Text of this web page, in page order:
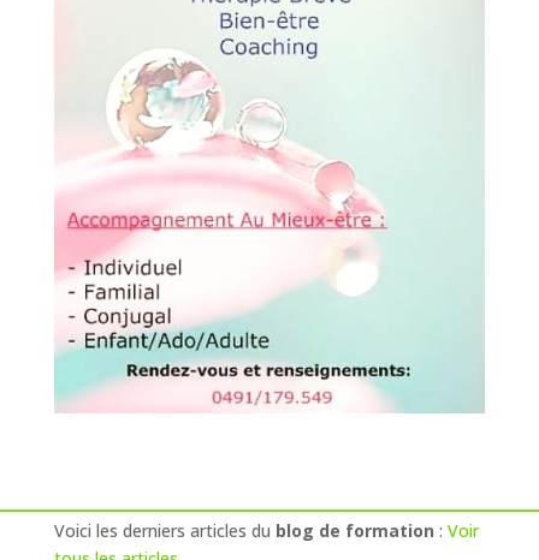
Voici les derniers articles du blog de formation : Voir